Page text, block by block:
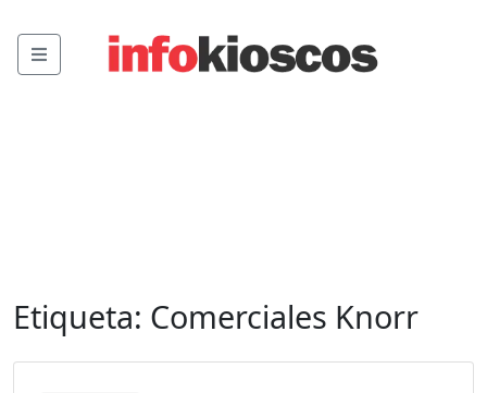
Menu
Etiqueta: Comerciales Knorr